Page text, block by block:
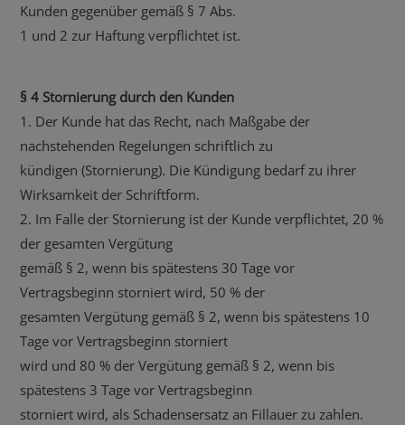
Kunden gegenüber gemäß § 7 Abs.
1 und 2 zur Haftung verpflichtet ist.
§ 4 Stornierung durch den Kunden
1. Der Kunde hat das Recht, nach Maßgabe der
nachstehenden Regelungen schriftlich zu
kündigen (Stornierung). Die Kündigung bedarf zu ihrer
Wirksamkeit der Schriftform.
2. Im Falle der Stornierung ist der Kunde verpflichtet, 20 %
der gesamten Vergütung
gemäß § 2, wenn bis spätestens 30 Tage vor
Vertragsbeginn storniert wird, 50 % der
gesamten Vergütung gemäß § 2, wenn bis spätestens 10
Tage vor Vertragsbeginn storniert
wird und 80 % der Vergütung gemäß § 2, wenn bis
spätestens 3 Tage vor Vertragsbeginn
storniert wird, als Schadensersatz an Fillauer zu zahlen.